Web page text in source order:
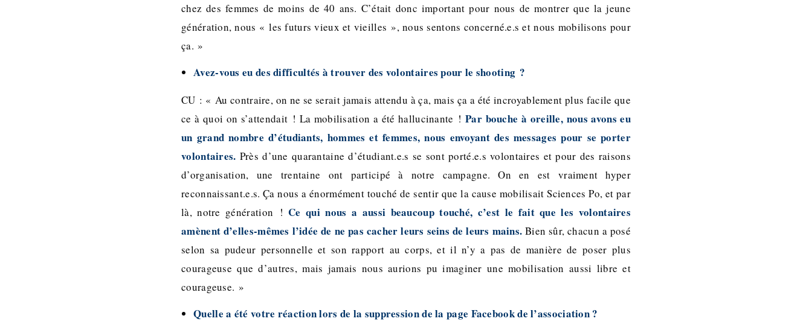
chez des femmes de moins de 40 ans. C’était donc important pour nous de montrer que la jeune
génération, nous « les futurs vieux et vieilles », nous sentons concerné.e.s et nous mobilisons pour
ça. »
Avez-vous eu des difficultés à trouver des volontaires pour le shooting ?
CU : « Au contraire, on ne se serait jamais attendu à ça, mais ça a été incroyablement plus facile que
ce à quoi on s’attendait ! La mobilisation a été hallucinante !Par bouche à oreille, nous avons eu
un grand nombre d’étudiants, hommes et femmes, nous envoyant des messages pour se porter
volontaires. Près d’une quarantaine d’étudiant.e.s se sont porté.e.s volontaires et pour des raisons
d’organisation, une trentaine ont participé à notre campagne. On en est vraiment hyper
reconnaissant.e.s. Ça nous a énormément touché de sentir que la cause mobilisait Sciences Po, et par
là, notre génération !Ce qui nous a aussi beaucoup touché, c’est le fait que les volontaires
amènent d’elles-mêmes l’idée de ne pas cacher leurs seins de leurs mains. Bien sûr, chacun a posé
selon sa pudeur personnelle et son rapport au corps, et il n’y a pas de manière de poser plus
courageuse que d’autres, mais jamais nous aurions pu imaginer une mobilisation aussi libre et
courageuse. »
Quelle a été votre réaction lors de la suppression de la page Facebook de l’association ?